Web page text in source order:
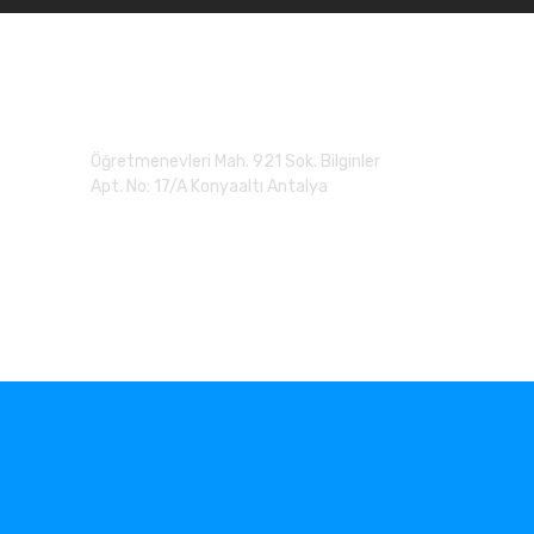
Öğretmenevleri Mah. 921 Sok. Bilginler
Apt. No: 17/A Konyaaltı Antalya